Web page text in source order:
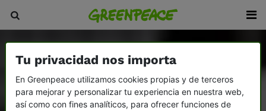
Tu privacidad nos importa
En Greenpeace utilizamos cookies propias y de terceros
para mejorar y personalizar tu experiencia en nuestra web,
así como con fines analíticos, para ofrecer funciones de